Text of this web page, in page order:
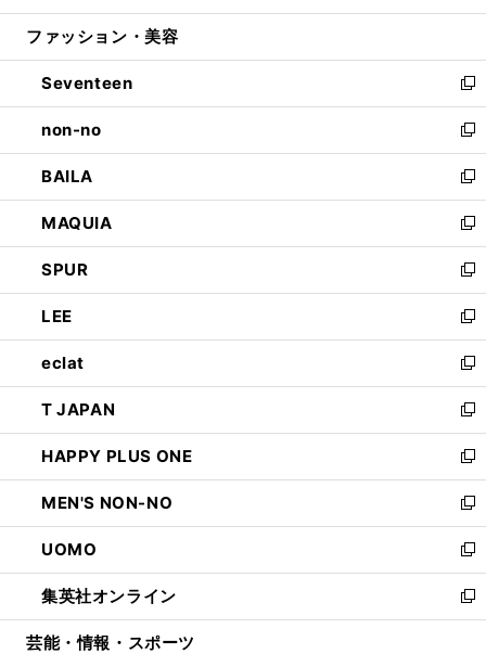
開
ウ
開
く
ン
ウ
で
開
く
ウ
ン
ド
ウ
で
開
く
ファッション・美容
Seventeen
新
し
い
ウ
ィ
ン
ド
ウ
で
開
く
non-no
新
し
い
ウ
ィ
ン
ド
ウ
で
開
く
BAILA
新
し
い
ウ
ィ
ン
ド
ウ
で
開
く
MAQUIA
新
し
い
ウ
ィ
ン
ド
ウ
で
開
く
SPUR
新
し
い
ウ
ィ
ン
ド
ウ
で
開
く
LEE
新
し
い
ウ
ィ
ン
ド
ウ
で
開
く
eclat
新
し
い
ウ
ィ
ン
ド
ウ
で
開
く
T JAPAN
新
し
い
ウ
ィ
ン
ド
ウ
で
開
HAPPY PLUS ONE
新
し
い
ウ
ィ
ン
ド
ウ
MEN'S NON-NO
新
し
い
ウ
ィ
ン
UOMO
新
し
い
ウ
集英社オンライン
新
し
芸能・情報・スポーツ